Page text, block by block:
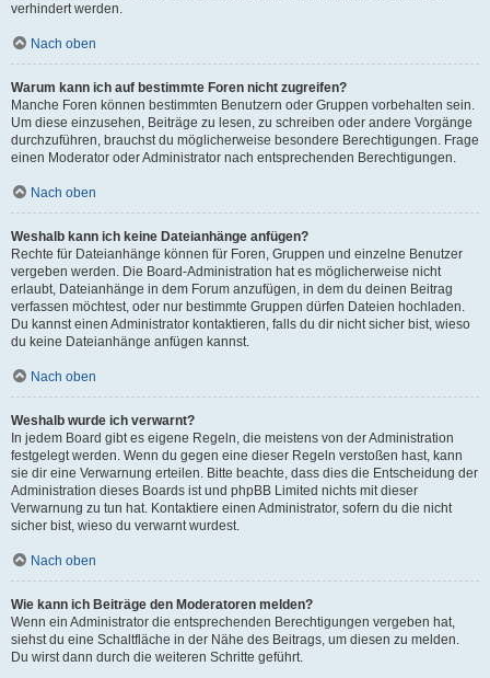
verhindert werden.
Nach oben
Warum kann ich auf bestimmte Foren nicht zugreifen?
Manche Foren können bestimmten Benutzern oder Gruppen vorbehalten sein.
Um diese einzusehen, Beiträge zu lesen, zu schreiben oder andere Vorgänge
durchzuführen, brauchst du möglicherweise besondere Berechtigungen. Frage
einen Moderator oder Administrator nach entsprechenden Berechtigungen.
Nach oben
Weshalb kann ich keine Dateianhänge anfügen?
Rechte für Dateianhänge können für Foren, Gruppen und einzelne Benutzer
vergeben werden. Die Board-Administration hat es möglicherweise nicht
erlaubt, Dateianhänge in dem Forum anzufügen, in dem du deinen Beitrag
verfassen möchtest, oder nur bestimmte Gruppen dürfen Dateien hochladen.
Du kannst einen Administrator kontaktieren, falls du dir nicht sicher bist, wieso
du keine Dateianhänge anfügen kannst.
Nach oben
Weshalb wurde ich verwarnt?
In jedem Board gibt es eigene Regeln, die meistens von der Administration
festgelegt werden. Wenn du gegen eine dieser Regeln verstoßen hast, kann
sie dir eine Verwarnung erteilen. Bitte beachte, dass dies die Entscheidung der
Administration dieses Boards ist und phpBB Limited nichts mit dieser
Verwarnung zu tun hat. Kontaktiere einen Administrator, sofern du die nicht
sicher bist, wieso du verwarnt wurdest.
Nach oben
Wie kann ich Beiträge den Moderatoren melden?
Wenn ein Administrator die entsprechenden Berechtigungen vergeben hat,
siehst du eine Schaltfläche in der Nähe des Beitrags, um diesen zu melden.
Du wirst dann durch die weiteren Schritte geführt.